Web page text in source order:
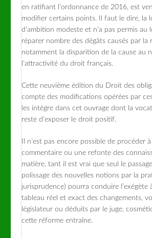
en ratifiant l’ordonnance de 2016, est
modifier certains points. Il faut le dire, la
d’ambition modeste et n’a pas permis au
réparer nombre des dégâts causés par la
notamment la disparition de la cause au
l’attractivité du droit français.
Cette neuvième édition du Droit des
compte des modifications opérées par
les intègre dans cet ouvrage dont la
reste d’exposer le droit positif.
Il n’est pas encore possible de procéder
commentaire ou une refonte des
matière, tant il est vrai que seul le
polissage des nouvelles notions par la
jurisprudence) pourra conduire l’exégète
tableau réel et exact des changements,
législateur ou déduits par le juge,
cette réforme entraîne.